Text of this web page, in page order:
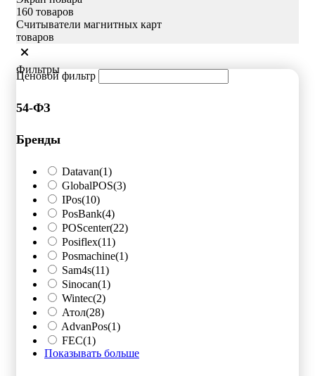
160 товаров
Считыватели магнитных карт
товаров
Фильтры
Ценовой фильтр
54-ФЗ
Бренды
Datavan(1)
GlobalPOS(3)
IPos(10)
PosBank(4)
POScenter(22)
Posiflex(11)
Posmachine(1)
Sam4s(11)
Sinocan(1)
Wintec(2)
Атол(28)
AdvanPos(1)
FEC(1)
Показывать больше